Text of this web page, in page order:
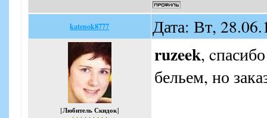
katenok8777 Дата: Вт,
[Любитель Скидок]
ruzeek,
бельем, но